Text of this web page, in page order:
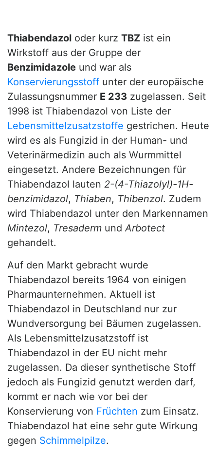
Thiabendazol oder kurz TBZ ist ein
Wirkstoff aus der Gruppe der
Benzimidazole und war als
Konservierungsstoff unter der europäische
Zulassungsnummer E 233 zugelassen. Seit
1998 ist Thiabendazol von Liste der
Lebensmittelzusatzstoffe gestrichen. Heute
wird es als Fungizid in der Human- und
Veterinärmedizin auch als Wurmmittel
eingesetzt. Andere Bezeichnungen für
Thiabendazol lauten 2-(4-Thiazolyl)-1H-
benzimidazol, Thiaben, Thibenzol. Zudem
wird Thiabendazol unter den Markennamen
Mintezol, Tresaderm undArbotect
gehandelt.
Auf den Markt gebracht wurde
Thiabendazol bereits 1964 von einigen
Pharmaunternehmen. Aktuell ist
Thiabendazol in Deutschland nur zur
Wundversorgung bei Bäumen zugelassen.
Als Lebensmittelzusatzstoff ist
Thiabendazol in der EU nicht mehr
zugelassen. Da dieser synthetische Stoff
jedoch als Fungizid genutzt werden darf,
kommt er nach wie vor bei der
Konservierung von Früchten zum Einsatz.
Thiabendazol hat eine sehr gute Wirkung
gegen Schimmelpilze.